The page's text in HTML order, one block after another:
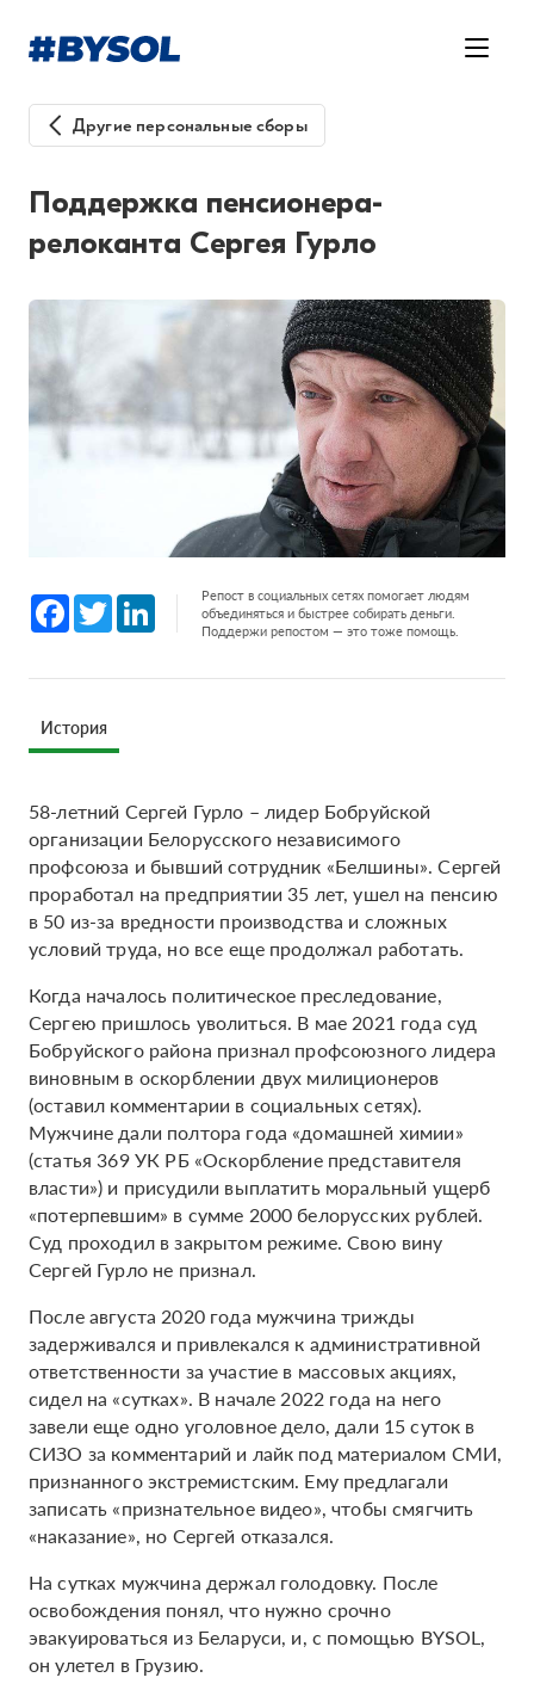
Другие персональные сборы
Поддержка пенсионера-
релоканта Сергея Гурло
Facebook
Twitter LinkedInРепост в социальных сетях помогает людям
объединяться и быстрее собирать деньги.
Поддержи репостом — это тоже помощь.
История
58-летний Сергей Гурло – лидер Бобруйской
организации Белорусского независимого
профсоюза и бывший сотрудник «Белшины». Сергей
проработал на предприятии 35 лет, ушел на пенсию
в 50 из-за вредности производства и сложных
условий труда, но все еще продолжал работать.
Когда началось политическое преследование,
Сергею пришлось уволиться. В мае 2021 года суд
Бобруйского района признал профсоюзного лидера
виновным в оскорблении двух милиционеров
(оставил комментарии в социальных сетях).
Мужчине дали полтора года «домашней химии»
(статья 369 УК РБ «Оскорбление представителя
власти») и присудили выплатить моральный ущерб
«потерпевшим» в сумме 2000 белорусских рублей.
Суд проходил в закрытом режиме. Свою вину
Сергей Гурло не признал.
После августа 2020 года мужчина трижды
задерживался и привлекался к административной
ответственности за участие в массовых акциях,
сидел на «сутках». В начале 2022 года на него
завели еще одно уголовное дело, дали 15 суток в
СИЗО за комментарий и лайк под материалом СМИ,
признанного экстремистским. Ему предлагали
записать «признательное видео», чтобы смягчить
«наказание», но Сергей отказался.
На сутках мужчина держал голодовку. После
освобождения понял, что нужно срочно
эвакуироваться из Беларуси, и, с помощью BYSOL,
он улетел в Грузию.